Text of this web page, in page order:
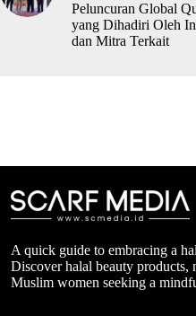
Peluncuran Global
yang Dihadiri Oleh
dan Mitra Terkait
A quick guide to embracing a
Discover halal beauty products,
Muslim women seeking a